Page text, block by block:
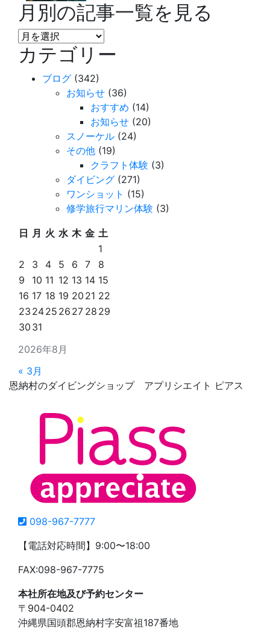
月別の記事一覧を見る
月
別
の
カテゴリー
ブログ (342)
お知らせ (36)
おすすめ (14)
お知らせ (20)
スノーケル (24)
その他 (19)
クラフト体験 (3)
ダイビング (271)
ワンショット (15)
修学旅行マリン体験 (3)
2026年8月
日 月 火 水 木 金 土
1
2
3 4 5 6 7
8
9
10 11 12 13 14 15
16 17 18 19 20 21 22
23 2425 26 27 28 29
30 31
« 3月
恩納村のダイビングショップ アプリシエイト ピアス
098-967-7777
【電話対応時間】9:00〜18:00
FAX:098-967-7775
本社所在地及び予約センター
〒904-0402
沖縄県国頭郡恩納村字安富祖187番地